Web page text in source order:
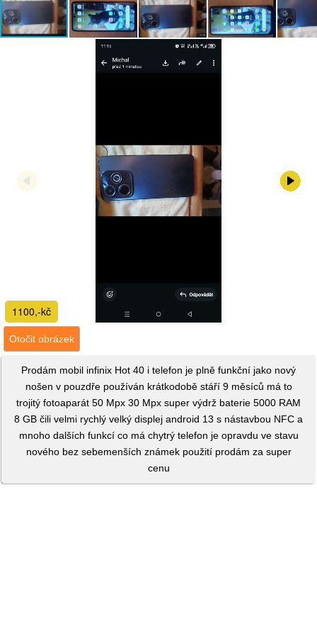
1100,-kč
Otočit obrázek
Prodám mobil infinix Hot 40 i telefon je plně funkční jako nový
nošen v pouzdře používán krátkodobě stáří 9 měsíců má to
trojitý fotoaparát 50 Mpx 30 Mpx super výdrž baterie 5000 RAM
8 GB čili velmi rychlý velký displej android 13 s nástavbou NFC a
mnoho dalších funkcí co má chytrý telefon je opravdu ve stavu
nového bez sebemenších známek použití prodám za super
cenu